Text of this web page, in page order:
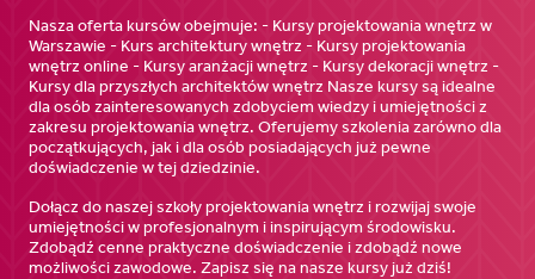
Nasza oferta kursów obejmuje: - Kursy projektowania wnętrz w
Warszawie - Kurs architektury wnętrz - Kursy projektowania
wnętrz online - Kursy aranżacji wnętrz - Kursy dekoracji wnętrz -
Kursy dla przyszłych architektów wnętrz Nasze kursy są idealne
dla osób zainteresowanych zdobyciem wiedzy i umiejętności z
zakresu projektowania wnętrz. Oferujemy szkolenia zarówno dla
początkujących, jak i dla osób posiadających już pewne
doświadczenie w tej dziedzinie.
Dołącz do naszej szkoły projektowania wnętrz i rozwijaj swoje
umiejętności w profesjonalnym i inspirującym środowisku.
Zdobądź cenne praktyczne doświadczenie i zdobądź nowe
możliwości zawodowe. Zapisz się na nasze kursy już dziś!